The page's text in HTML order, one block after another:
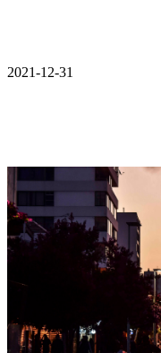
2021-12-31